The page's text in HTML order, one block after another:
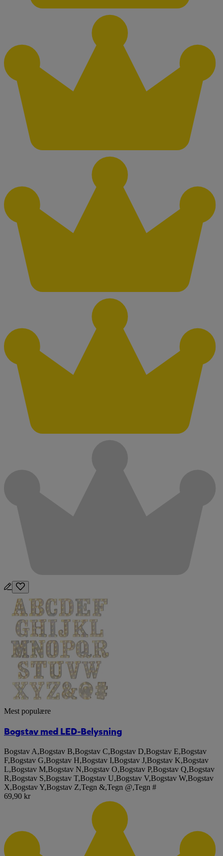
Mest populære
Bogstav med LED-Belysning
Bogstav A,Bogstav B,Bogstav C,Bogstav D,Bogstav E,Bogstav
F,Bogstav G,Bogstav H,Bogstav I,Bogstav J,Bogstav K,Bogstav
L,Bogstav M,Bogstav N,Bogstav O,Bogstav P,Bogstav Q,Bogstav
R,Bogstav S,Bogstav T,Bogstav U,Bogstav V,Bogstav W,Bogstav
X,Bogstav Y,Bogstav Z,Tegn &,Tegn @,Tegn #
69,90 kr